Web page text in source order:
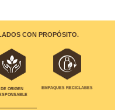
CON PROPÓSITO.
DE ORIGEN
EMPAQUES RECICLABES